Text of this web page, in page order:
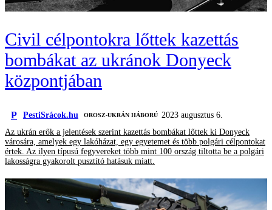
Civil célpontokra lőttek kazettás
bombákat az ukránok Donyeck
központjában
P PestiSrácok.hu ‎ OROSZ-UKRÁN HÁBORÚ
2023 augusztus 6.
Az ukrán erők a jelentések szerint kazettás bombákat lőttek ki Donyeck
városára, amelyek egy lakóházat, egy egyetemet és több polgári célpontokat
értek. Az ilyen típusú fegyvereket több mint 100 ország tiltotta be a polgári
lakosságra gyakorolt pusztító hatásuk miatt.